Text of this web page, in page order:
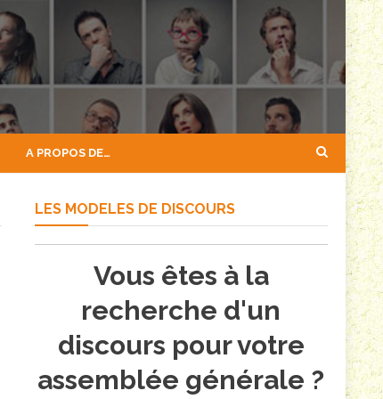
A PROPOS DE…
LES MODELES DE DISCOURS
Vous êtes à la
recherche d'un
discours pour votre
assemblée générale ?